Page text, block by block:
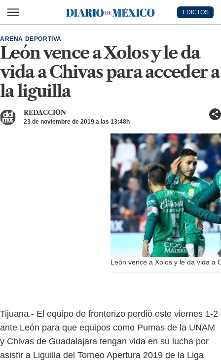
Diario de México
EDICTOS
León vence a Xolos y le da
vida a Chivas para acceder a
la liguilla
ARENA DEPORTIVA
REDACCIÓN
23 de noviembre de 2019 a las 13:48h
León vence a Xolos y le da vida a
Tijuana.- El equipo de fronterizo perdió este viernes 1-2
ante León para que equipos como Pumas de la UNAM
y Chivas de Guadalajara tengan vida en su lucha por
asistir a Liguilla del Torneo Apertura 2019 de la Liga